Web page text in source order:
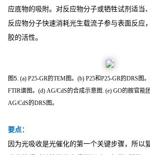
应底物的吸附。对反应物分子或牺牲试剂适当
反应物分子快速消耗光生载流子参与表面反应
胶的活性。
图5. (a) P25-GR的TEM图。(b) P25和P25-GR的DRS图
FTIR谱图。(d) AG/CdS的合成示意图. (e) GO的胺官能
AG/CdS的DRS图。
要点：
因为光吸收是光催化的第一个关键步骤，所以